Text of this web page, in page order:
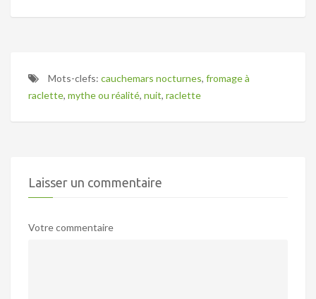
Mots-clefs: cauchemars nocturnes, fromage à
raclette, mythe ou réalité, nuit, raclette
Laisser un commentaire
Votre commentaire